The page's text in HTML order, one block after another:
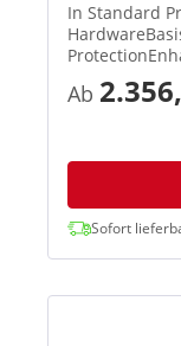
In Standard
Wireless,
Remote
XStream TLS
Ab
Sofort